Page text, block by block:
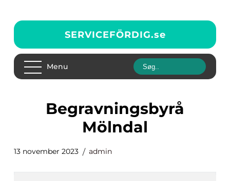
SERVICEFÖRDIG.se
Menu
begravningsbyrå
Mölndal
13 november 2023 admin